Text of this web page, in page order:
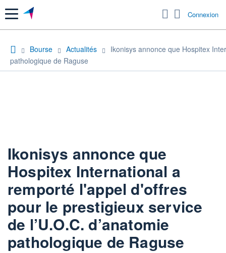
Menu Connexion
Bourse Actualités
Ikonisys annonce que Hospitex
pathologique de Raguse
Ikonisys annonce que
Hospitex International a
remporté l'appel d'offres
pour le prestigieux service
de l’U.O.C. d’anatomie
pathologique de Raguse